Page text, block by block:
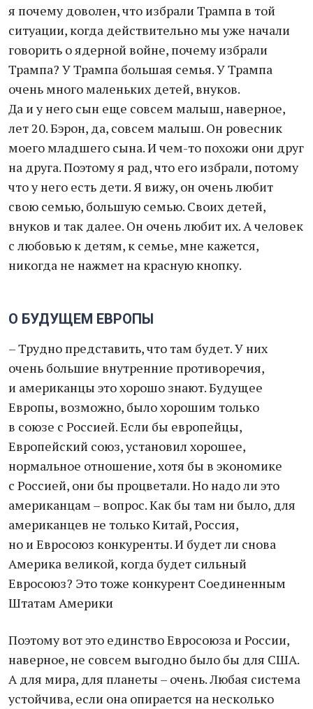
я почему доволен, что избрали Трампа в той
ситуации, когда действительно мы уже начали
говорить о ядерной войне, почему избрали
Трампа? У Трампа большая семья. У Трампа
очень много маленьких детей, внуков.
Да и у него сын еще совсем малыш, наверное,
лет 20. Бэрон, да, совсем малыш. Он ровесник
моего младшего сына. И чем-то похожи они друг
на друга. Поэтому я рад, что его избрали, потому
что у него есть дети. Я вижу, он очень любит
свою семью, большую семью. Своих детей,
внуков и так далее. Он очень любит их. А человек
с любовью к детям, к семье, мне кажется,
никогда не нажмет на красную кнопку.
О БУДУЩЕМ ЕВРОПЫ
– Трудно представить, что там будет. У них
очень большие внутренние противоречия,
и американцы это хорошо знают. Будущее
Европы, возможно, было хорошим только
в союзе с Россией. Если бы европейцы,
Европейский союз, установил хорошее,
нормальное отношение, хотя бы в экономике
с Россией, они бы процветали. Но надо ли это
американцам – вопрос. Как бы там ни было, для
американцев не только Китай, Россия,
но и Евросоюз конкуренты. И будет ли снова
Америка великой, когда будет сильный
Евросоюз? Это тоже конкурент Соединенным
Штатам Америки
Поэтому вот это единство Евросоюза и России,
наверное, не совсем выгодно было бы для США.
А для мира, для планеты – очень. Любая система
устойчива, если она опирается на несколько